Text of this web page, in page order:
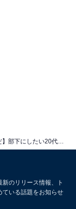
のリリース情報、ト
ている話題をお知らせ